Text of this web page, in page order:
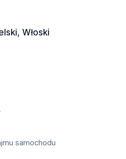
Włoski
samochodu